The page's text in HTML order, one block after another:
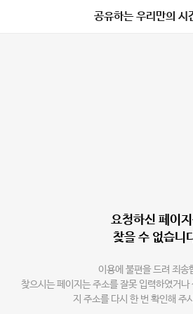
공유하는 우리만의 시
요청하신 페이
찾을 수 없습니
이용에 불편을 드려 죄송
찾으시는 페이지는 주소를 잘못 입력하였거나
지 주소를 다시 한 번 확인해 주